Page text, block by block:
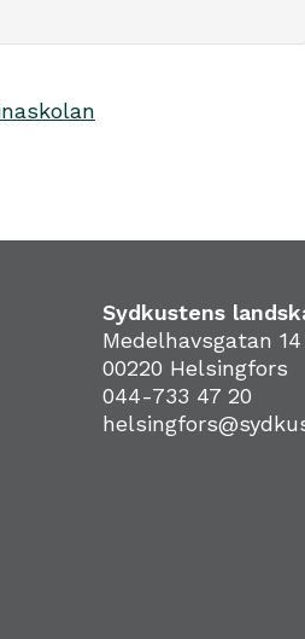
Sydkustens
Medelhavsgatan 14
00220 Helsingfors
044-733 47 20